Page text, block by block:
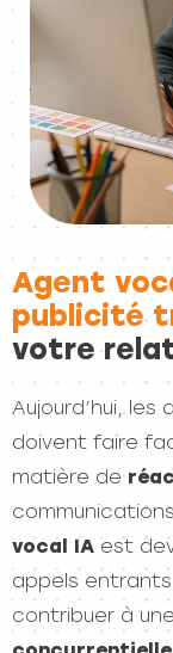
Agent
publicité
votre
Aujourd’hui,
doivent faire
matière de
vocal IA est
appels
contribuer à